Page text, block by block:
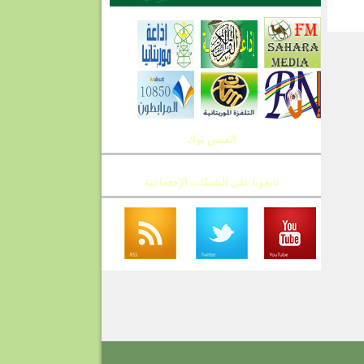
الفيس بوك
تابعونا على الشبكات الإجتماعية